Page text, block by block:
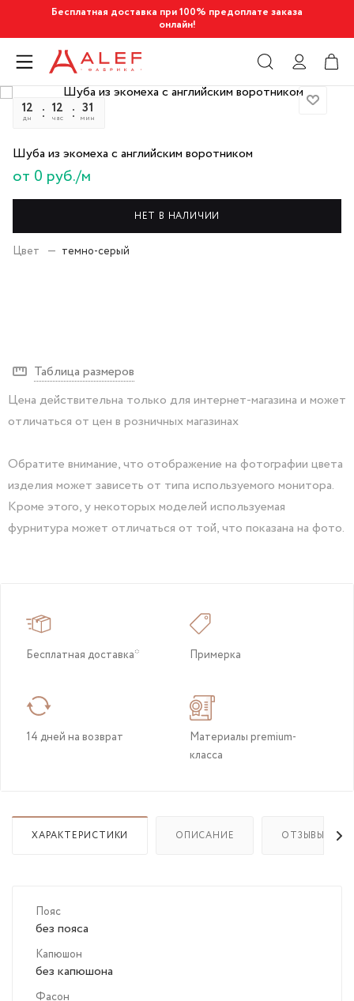
Бесплатная доставка при 100% предоплате заказа
онлайн!
12
дн
12
час
31
мин
Шуба из экомеха с английским воротником
от 0 руб./м
НЕТ В НАЛИЧИИ
Цвет — темно-серый
Таблица размеров
Цена действительна только для интернет-магазина и может
отличаться от цен в розничных магазинах
Обратите внимание, что отображение на фотографии цвета
изделия может зависеть от типа используемого монитора.
Кроме этого, у некоторых моделей используемая
фурнитура может отличаться от той, что показана на фото.
Бесплатная доставка* Примерка
14 дней на возврат
Материалы premium-
класса
ХАРАКТЕРИСТИКИ ОПИСАНИЕ ОТЗЫВЫ(1)
Пояс
без пояса
Капюшон
без капюшона
Фасон